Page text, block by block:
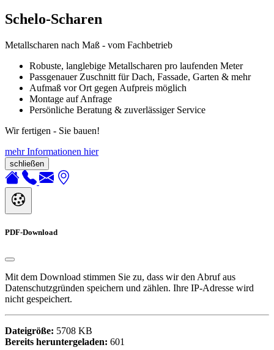
Schelo-Scharen
Metallscharen nach Maß - vom Fachbetrieb
Robuste, langlebige Metallscharen pro laufenden Meter
Passgenauer Zuschnitt für Dach, Fassade, Garten & mehr
Aufmaß vor Ort gegen Aufpreis möglich
Montage auf Anfrage
Persönliche Beratung & zuverlässiger Service
Wir fertigen - Sie bauen!
mehr Informationen hier
schließen
PDF-Download
Mit dem Download stimmen Sie zu, dass wir den Abruf aus
Datenschutzgründen speichern und zählen. Ihre IP-Adresse wird
nicht gespeichert.
Dateigröße: 5708 KB
Bereits heruntergeladen: 601